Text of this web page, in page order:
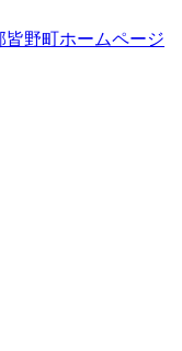
野町ホームページ